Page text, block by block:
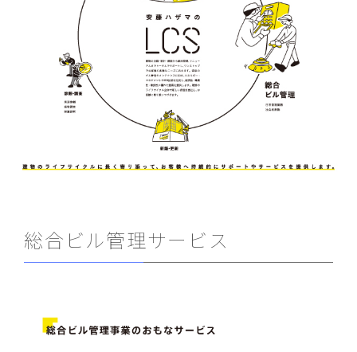
総合ビル管理サービス